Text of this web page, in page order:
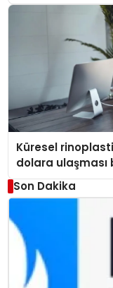
Küresel
dolara ulaşması
Son Dakika